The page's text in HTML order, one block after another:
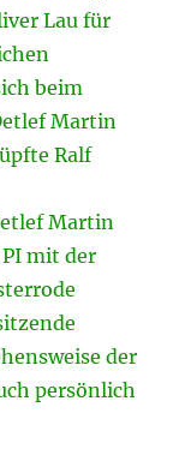
Lau für
beim
Martin
Ralf
Martin
mit der
der
persönlich